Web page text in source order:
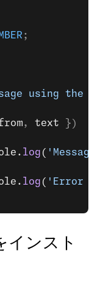
;
using the
, text })
log (
log ( 'Error
インスト